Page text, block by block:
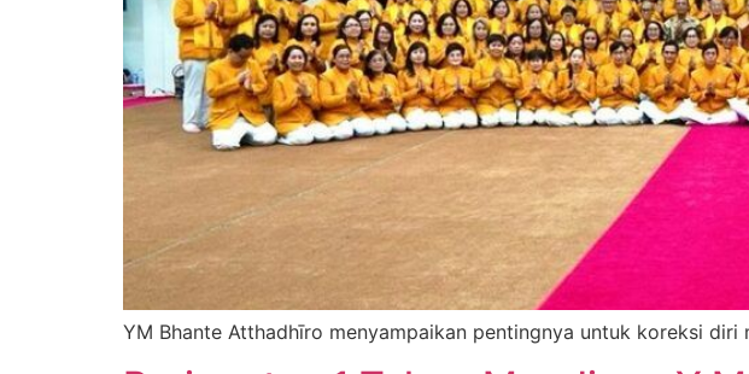
YM Bhante Atthadhīro menyampaikan pentingnya untuk koreksi diri